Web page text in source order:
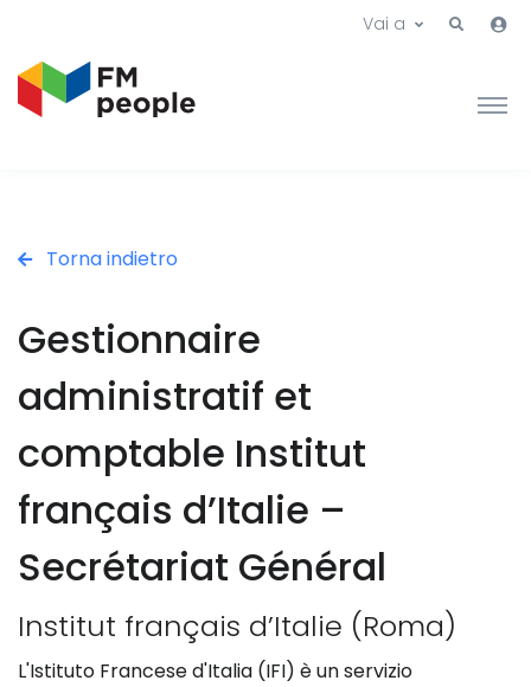
Vai a
Torna indietro
Gestionnaire
administratif et
comptable Institut
français d’Italie –
Secrétariat Général
Institut français d’Italie (Roma)
L'Istituto Francese d'Italia (IFI) è un servizio